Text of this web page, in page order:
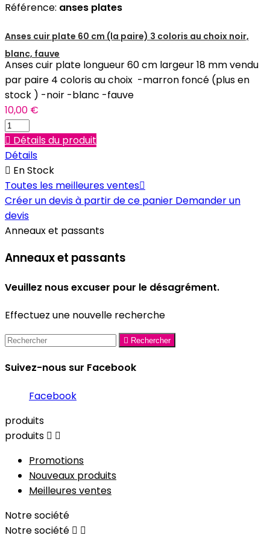
Référence: anses plates
Anses cuir plate 60 cm (la paire) 3 coloris au choix noir,
blanc, fauve
Anses cuir plate longueur 60 cm largeur 18 mm vendu
par paire 4 coloris au choix -marron foncé (plus en
stock ) -noir -blanc -fauve
10,00 €
 Détails du produit
Détails
 En Stock
Toutes les meilleures ventes
Créer un devis à partir de ce panier Demander un
devis
Anneaux et passants
Anneaux et passants
Veuillez nous excuser pour le désagrément.
Effectuez une nouvelle recherche
 Rechercher
Suivez-nous sur Facebook
Facebook
produits
produits  
Promotions
Nouveaux produits
Meilleures ventes
Notre société
Notre société  